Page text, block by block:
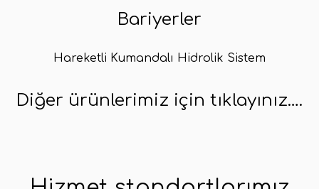
Bariyerler
Hareketli Kumandalı Hidrolik Sistem
Diğer ürünlerimiz için tıklayınız….